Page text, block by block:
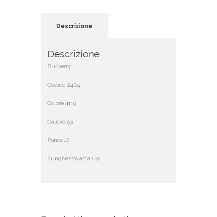
Descrizione
Descrizione
Burberry
Codice 2404
Colore 4119
Calibro 53
Ponte 17
Lunghezza asta 140